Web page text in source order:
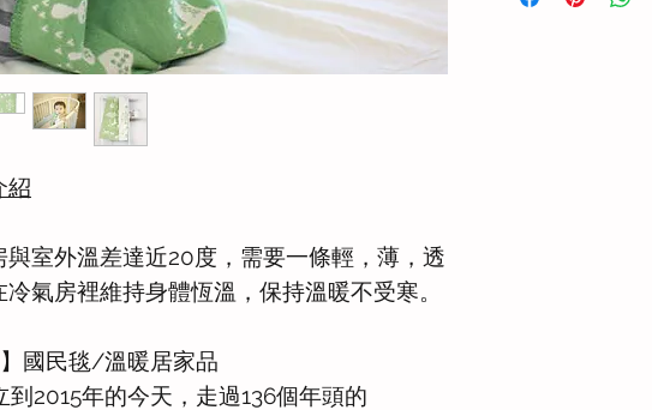
紹
與室外溫差達近20度，需要一條輕，薄，透
氣房裡維持身體恆溫，保持溫暖不受寒。
國民毯/溫暖居家品
到2015年的今天，走過136個年頭的